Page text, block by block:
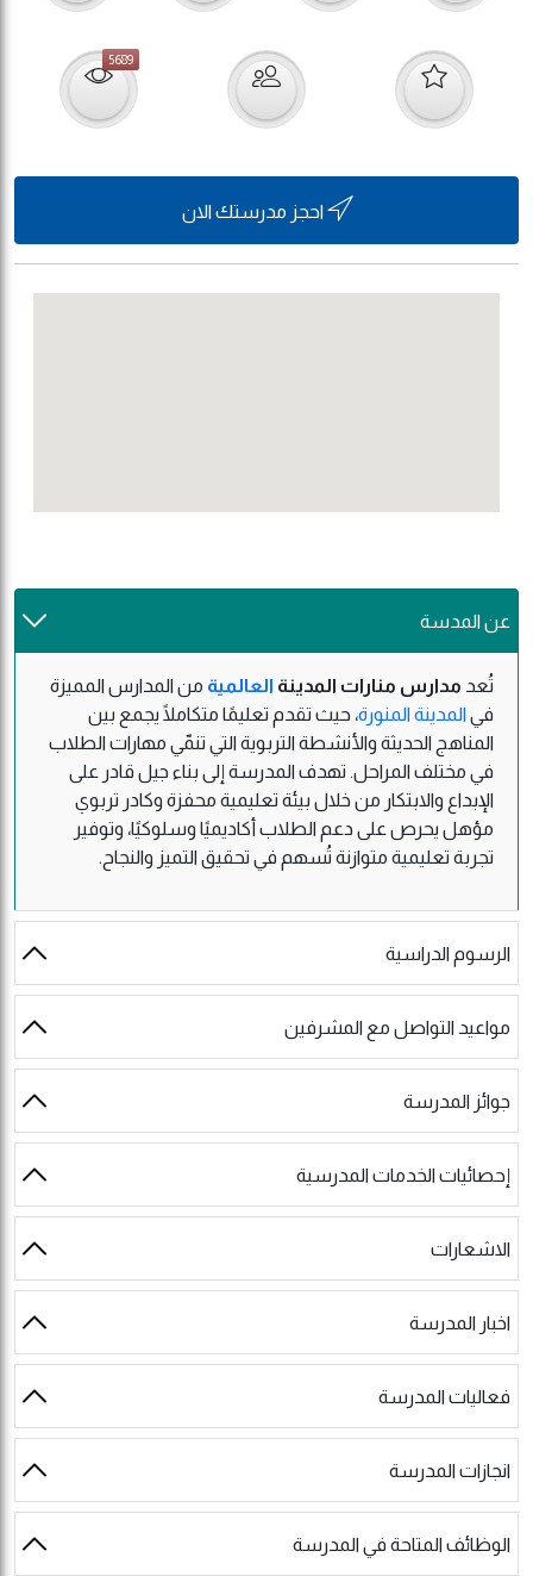
5689
احجز مدرستك الان
عن المدسة
تُعد مدارس منارات المدينة العالمية من المدارس المميزة
في المدينة المنورة، حيث تقدم تعليمًا متكاملًا يجمع بين
المناهج الحديثة والأنشطة التربوية التي تنمّي مهارات الطلاب
في مختلف المراحل. تهدف المدرسة إلى بناء جيل قادر على
الإبداع والابتكار من خلال بيئة تعليمية محفزة وكادر تربوي
مؤهل يحرص على دعم الطلاب أكاديميًا وسلوكيًا، وتوفير
تجربة تعليمية متوازنة تُسهم في تحقيق التميز والنجاح.
الرسوم الدراسية
مواعيد التواصل مع المشرفين
جوائز المدرسة
إحصائيات الخدمات المدرسية
الاشعارات
اخبار المدرسة
فعاليات المدرسة
انجازات المدرسة
الوظائف المتاحة في المدرسة